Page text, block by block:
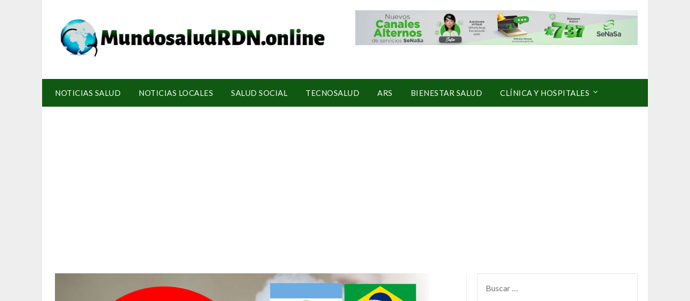
NOTICIAS SALUD NOTICIAS LOCALES SALUD SOCIAL TECNOSALUD ARS BIENESTAR SALUD CLÍNICA Y HOSPITALES